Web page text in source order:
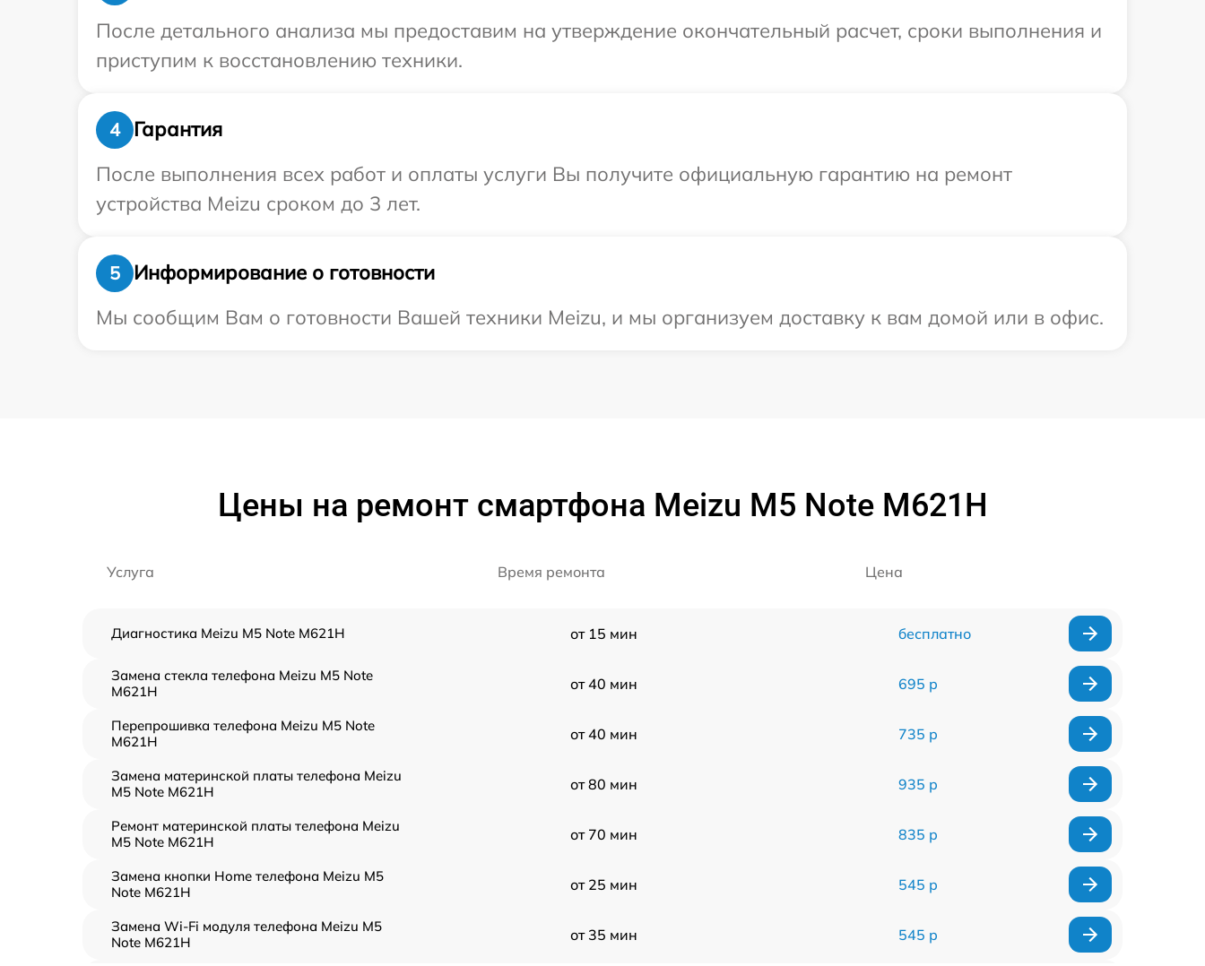
После детального анализа мы предоставим на утверждение окончательный расчет, сроки выполнения и
приступим к восстановлению техники.
4
Гарантия
После выполнения всех работ и оплаты услуги Вы получите официальную гарантию на ремонт
устройства Meizu сроком до 3 лет.
5
Информирование о готовности
Мы сообщим Вам о готовности Вашей техники Meizu, и мы организуем доставку к вам домой или в офис.
Цены на ремонт смартфона Meizu M5 Note M621H
Услуга Время ремонта Цена
Диагностика Meizu M5 Note M621H от 15 мин бесплатно
Замена стекла телефона Meizu M5 Note
M621H
от 40 мин 695 р
Перепрошивка телефона Meizu M5 Note
M621H
от 40 мин 735 р
Замена материнской платы телефона Meizu
M5 Note M621H
от 80 мин 935 р
Ремонт материнской платы телефона Meizu
M5 Note M621H
от 70 мин 835 р
Замена кнопки Home телефона Meizu M5
Note M621H
от 25 мин 545 р
Замена Wi-Fi модуля телефона Meizu M5
Note M621H
от 35 мин 545 р